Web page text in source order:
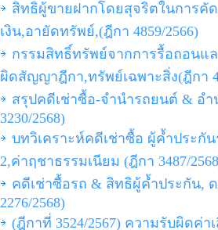
สิทธิผู้ขายฝากโดยสุจริตในการ
เงิน,อายัดทรัพย์,(ฎีกา 4859/2566)
กรรมสิทธิ์ทรัพย์จากการรื้อถอนแ
ผิดสัญญาฎีกา,ทรัพย์เฉพาะสิ่ง(ฎีกา
สรุปคดีเช่าซื้อ-จำนำรถยนต์ & อำ
3230/2568)
บทวิเคราะห์คดีเช่าซื้อ ผู้ค้ำประกั
2,ค่าฤชาธรรมเนียม (ฎีกา 3487/
คดีเช่าซื้อรถ & สิทธิผู้ค้ำประกัน,
2276/2568)
(ฎีกาที่ 3524/2567) ความรับผิดค่